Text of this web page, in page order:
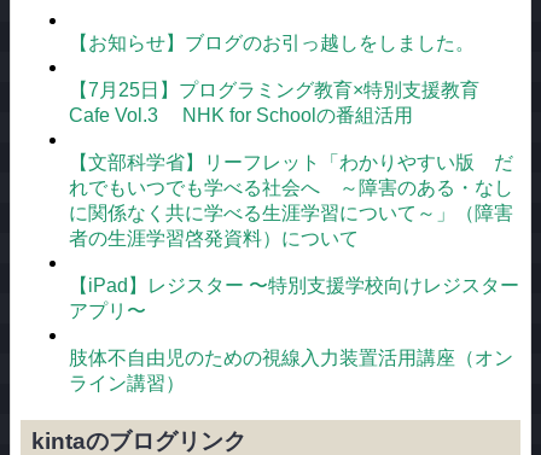
【お知らせ】ブログのお引っ越しをしました。
【7月25日】プログラミング教育×特別支援教育
Cafe Vol.3 NHK for Schoolの番組活用
【文部科学省】リーフレット「わかりやすい版 だ
れでもいつでも学べる社会へ ～障害のある・なし
に関係なく共に学べる生涯学習について～」（障害
者の生涯学習啓発資料）について
【iPad】レジスター 〜特別支援学校向けレジスター
アプリ〜
肢体不自由児のための視線入力装置活用講座（オン
ライン講習）
kintaのブログリンク